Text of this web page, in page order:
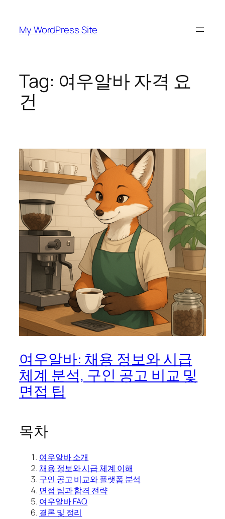
content
My WordPress Site
Tag: 여우알바 자격 요
건
여우알바: 채용 정보와 시급
체계 분석, 구인 공고 비교 및
면접 팁
목차
여우알바 소개
채용 정보와 시급 체계 이해
구인 공고 비교와 플랫폼 분석
면접 팁과 합격 전략
여우알바 FAQ
결론 및 정리